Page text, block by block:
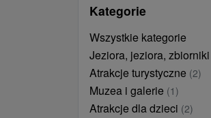
Kategorie
Wszystkie kategorie
Jeziora, jeziora,
Atrakcje turystyczne (2)
Muzea i galerie (1)
Atrakcje dla dzieci (2)